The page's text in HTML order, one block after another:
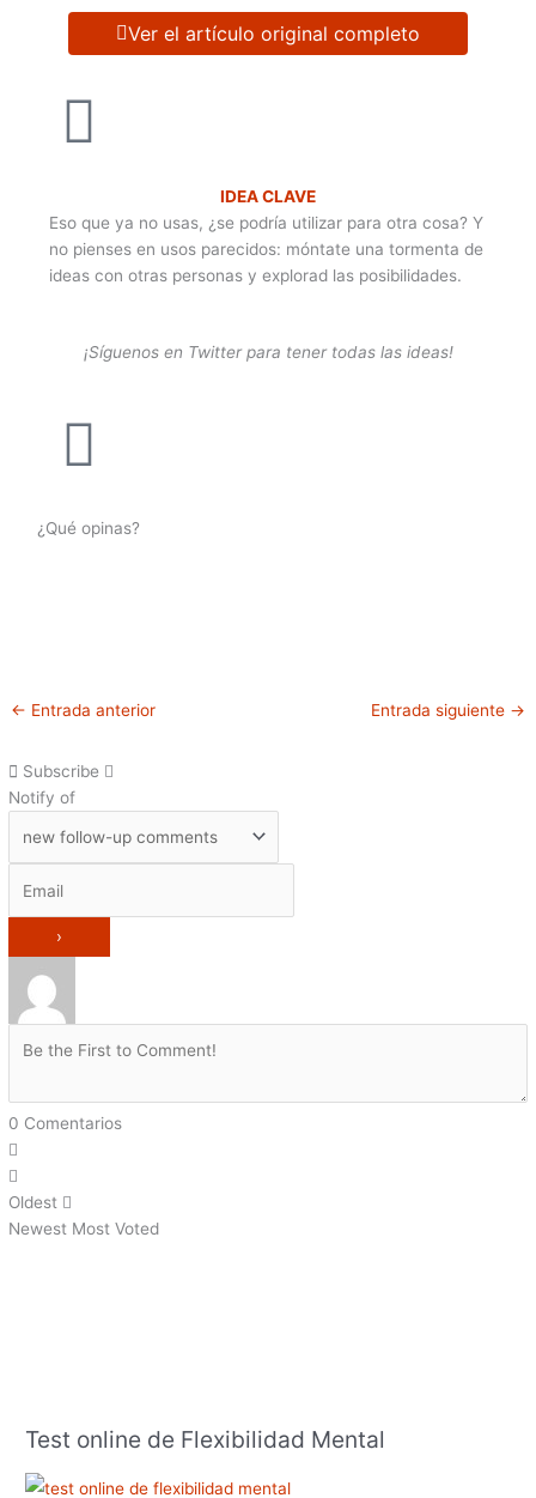
Ver el artículo original completo
IDEA CLAVE
Eso que ya no usas, ¿se podría utilizar para otra cosa? Y
no pienses en usos parecidos: móntate una tormenta de
ideas con otras personas y explorad las posibilidades.
¡Síguenos en Twitter para tener todas las ideas!
¿Qué opinas?
← Entrada anterior Entrada siguiente →
Subscribe
Notify of
0 Comentarios
Oldest
Newest Most Voted
Test online de Flexibilidad Mental